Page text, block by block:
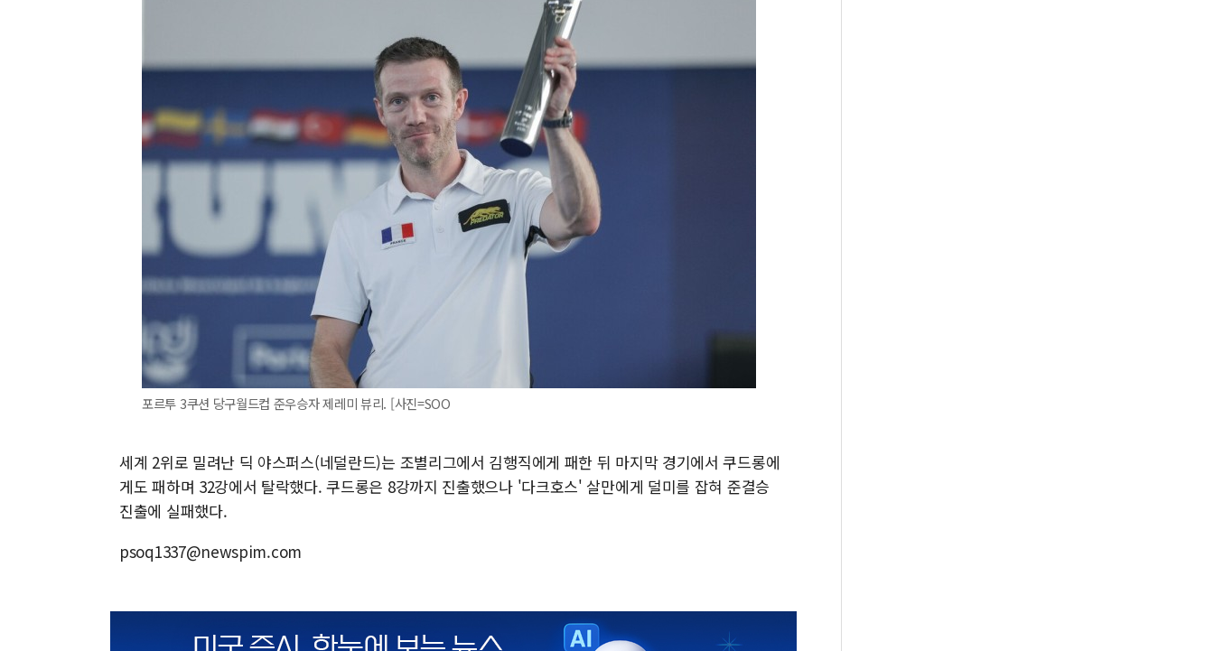
포르투 3쿠션 당구월드컵 준우승자 제레미 뷰리. [사진=SOO
세계 2위로 밀려난 딕 야스퍼스(네덜란드)는 조별리그에서 김행직에게 패한 뒤 마지막 경기에서 쿠드롱에
게도 패하며 32강에서 탈락했다. 쿠드롱은 8강까지 진출했으나 '다크호스' 살만에게 덜미를 잡혀 준결승
진출에 실패했다.
psoq1337@newspim.com